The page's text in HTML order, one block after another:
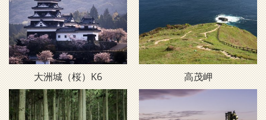
大洲城（桜）K6 高茂岬